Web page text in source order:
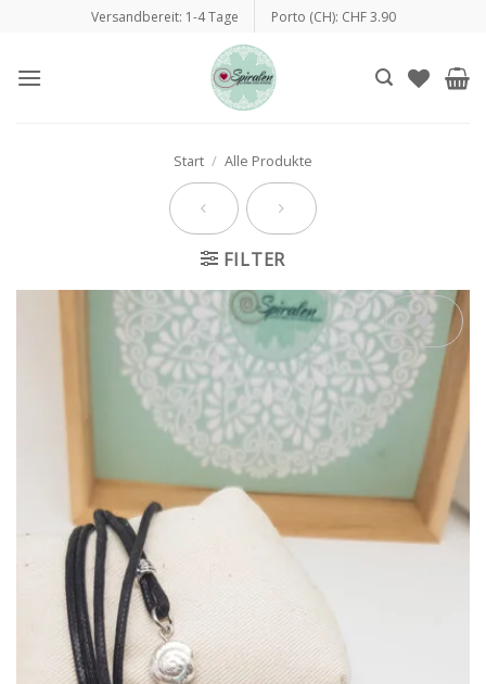
springen
Versandbereit: 1-4 Tage Porto (CH): CHF 3.90
Start / Alle Produkte
FILTER
Auf die
Wunschliste